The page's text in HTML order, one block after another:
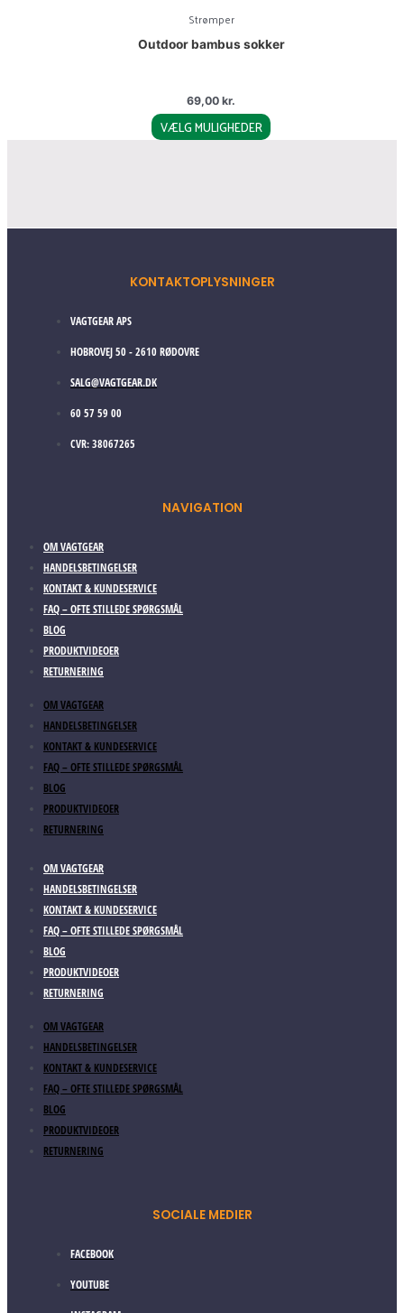
the
Strømper
Outdoor bambus sokker
69,00 kr.
VÆLG MULIGHEDER
multiple
may
product
KONTAKTOPLYSNINGER
VAGTGEAR APS
HOBROVEJ 50 - 2610 RØDOVRE
SALG@VAGTGEAR.DK
60 57 59 00
CVR: 38067265
NAVIGATION
OM VAGTGEAR
HANDELSBETINGELSER
KONTAKT & KUNDESERVICE
FAQ – OFTE STILLEDE SPØRGSMÅL
BLOG
PRODUKTVIDEOER
RETURNERING
OM VAGTGEAR
HANDELSBETINGELSER
KONTAKT & KUNDESERVICE
FAQ – OFTE STILLEDE SPØRGSMÅL
BLOG
PRODUKTVIDEOER
RETURNERING
OM VAGTGEAR
HANDELSBETINGELSER
KONTAKT & KUNDESERVICE
FAQ – OFTE STILLEDE SPØRGSMÅL
BLOG
PRODUKTVIDEOER
RETURNERING
OM VAGTGEAR
HANDELSBETINGELSER
KONTAKT & KUNDESERVICE
FAQ – OFTE STILLEDE SPØRGSMÅL
BLOG
PRODUKTVIDEOER
RETURNERING
SOCIALE MEDIER
FACEBOOK
YOUTUBE